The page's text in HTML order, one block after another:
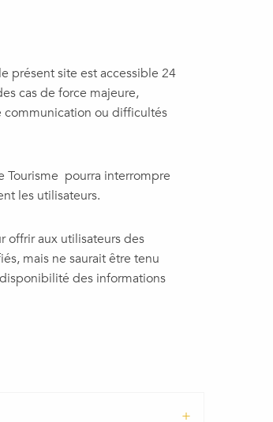
présent site est accessible 24
cas de force majeure,
communication ou difficultés
Tourisme pourra interrompre
les utilisateurs.
offrir aux utilisateurs des
mais ne saurait être tenu
des informations